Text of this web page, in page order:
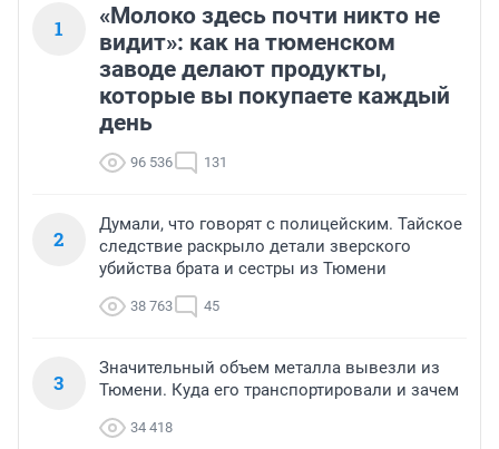
1
«Молоко здесь почти никто не
видит»: как на тюменском
заводе делают продукты,
которые вы покупаете каждый
день
96 536 131
2
Думали, что говорят с полицейским. Тайское
следствие раскрыло детали зверского
убийства брата и сестры из Тюмени
38 763 45
3
Значительный объем металла вывезли из
Тюмени. Куда его транспортировали и зачем
34 418